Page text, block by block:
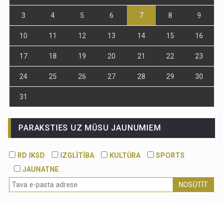
3 4 5 6 7 8 9
10 11 12 13 14 15 16
17 18 19 20 21 22 23
24 25 26 27 28 29 30
31
PARAKSTIES UZ MŪSU JAUNUMIEM
RD IKSD IZGLĪTĪBA KULTŪRA
SPORTS
JAUNATNE
NOSŪTĪT